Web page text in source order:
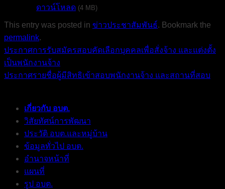
ดาวน์โหลด (4 MB)
This entry was posted in ข่าวประชาสัมพันธ์. Bookmark the
permalink.
ประกาศการรับสมัครสอบคัดเลือกบุคคลเพื่อสั่งจ้าง และแต่งตั้ง
เป็นพนักงานจ้าง
ประกาศรายชื่อผู้มีสิทธิเข้าสอบพนักงานจ้าง และสถานที่สอบ
เกี่ยวกับ อบต.
วิสัยทัศน์การพัฒนา
ประวัติ อบต.และหมู่บ้าน
ข้อมูลทั่วไป อบต.
อำนาจหน้าที่
แผนที่
รูป อบต.